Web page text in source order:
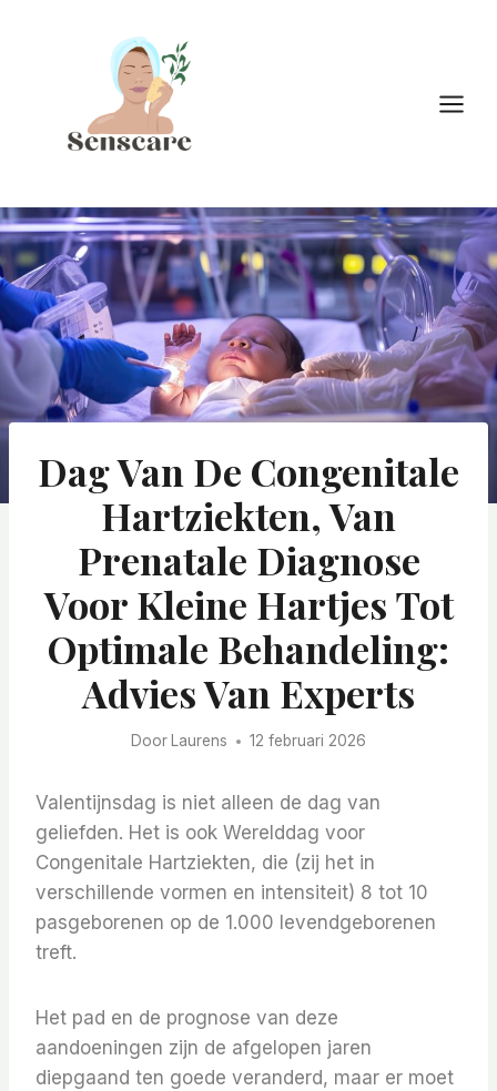
Dag Van De Congenitale
Hartziekten, Van
Prenatale Diagnose
Voor Kleine Hartjes Tot
Optimale Behandeling:
Advies Van Experts
Door Laurens 12 februari 2026
Valentijnsdag is niet alleen de dag van
geliefden. Het is ook Werelddag voor
Congenitale Hartziekten, die (zij het in
verschillende vormen en intensiteit) 8 tot 10
pasgeborenen op de 1.000 levendgeborenen
treft.
Het pad en de prognose van deze
aandoeningen zijn de afgelopen jaren
diepgaand ten goede veranderd, maar er moet